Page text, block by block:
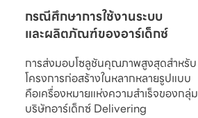
และผลิตภัณฑ์ของอาร์เด็กซ์
การส่งมอบโซลูชันคุณภาพสูงสุดสำหรับ
โครงการก่อสร้างในหลากหลายรูปแบบ
คือเครื่องหมายแห่งความสำเร็จของกลุ่ม
บริษัทอาร์เด็กซ์ Delivering